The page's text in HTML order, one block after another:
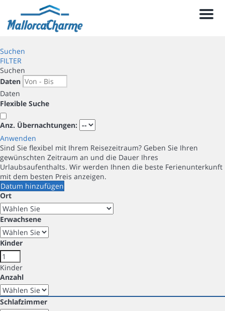
Menu
Suchen
FILTER
Suchen
Daten
Daten
Flexible Suche
Anz. Übernachtungen:
Anwenden
Sind Sie flexibel mit Ihrem Reisezeitraum? Geben Sie Ihren
gewünschten Zeitraum an und die Dauer Ihres
Urlaubsaufenthalts. Wir werden Ihnen die beste Ferienunterkunft
mit dem besten Preis anzeigen.
Datum hinzufügen
Ort
Erwachsene
Kinder
Kinder
Anzahl
Schlafzimmer